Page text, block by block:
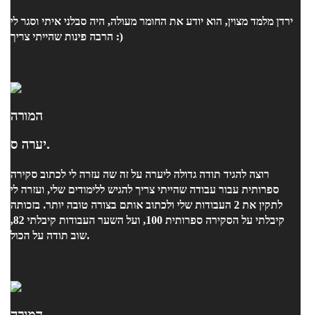
ירדן מלמד מצוין, הוא יודע את החומר מעולה, היה סבלני איתי וסגר לי
הרבה פינות שהייתי צריך :)
המורה
יערה ס.
רוצה להגיד תודה גדולה ליערה על זה שה עזרה לי לכתוב סקירה
ספרותית עבור עבודה שהייתי צריך להגיש ללימודים שלי, ועזרה לי
לתקין את 2 העבודות שלי ולכתוב אותם בצורה טובה יותר. בזכותה
קיבלתי על הסקירה ספרותית 100, ועל השער העבודות קיבלתי 82,
שוב תודה על הכול.